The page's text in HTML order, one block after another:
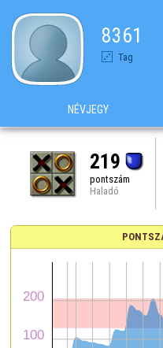
8361
Tag
NÉVJEGY
219
pontszám
Haladó